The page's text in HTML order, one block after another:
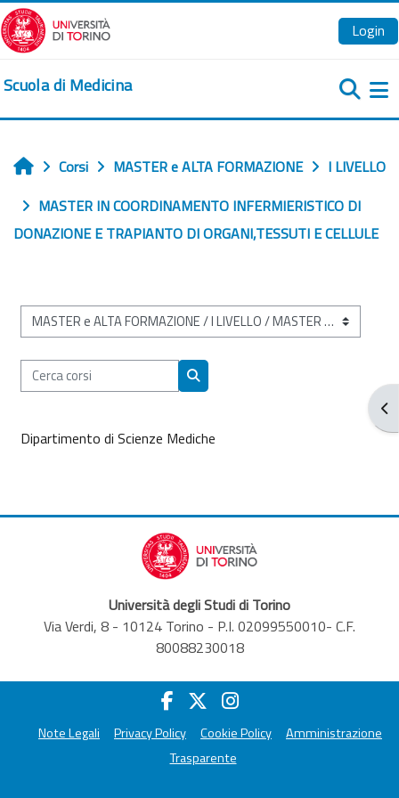
Vai al contenuto principale
Login
Scuola di Medicina
Home
Corsi MASTER e ALTA FORMAZIONE
I LIVELLO
MASTER IN COORDINAMENTO INFERMIERISTICO DI
DONAZIONE E TRAPIANTO DI ORGANI,TESSUTI E CELLULE
Categorie di corso
Cerca corsi
Cerca corsi
Dipartimento di Scienze Mediche
Università degli Studi di Torino
Via Verdi, 8 - 10124 Torino - P.I. 02099550010- C.F.
80088230018
Note Legali Privacy Policy Cookie Policy
Amministrazione
Trasparente